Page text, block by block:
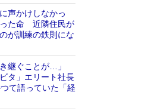
声かけしなかっ
った命 近隣住民が
が訓練の鉄則にな
き継ぐことが…」
タ」エリート社長
て語っていた「経